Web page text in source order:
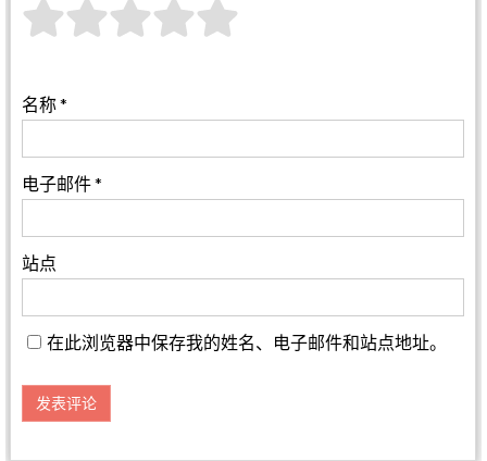
名称*
电子邮件*
站点
在此浏览器中保存我的姓名、电子邮件和站点地址。